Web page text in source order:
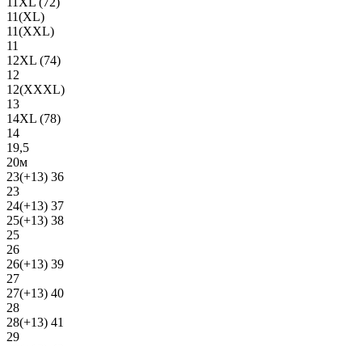
11(XL)
11(XXL)
11
12XL (74)
12
12(ХХХL)
13
14XL (78)
14
19,5
20м
23(+13) 36
23
24(+13) 37
25(+13) 38
25
26
26(+13) 39
27
27(+13) 40
28
28(+13) 41
29